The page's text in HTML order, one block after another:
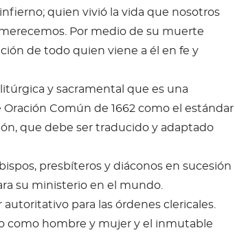
quien vivió la vida que nosotros
Por medio de su muerte
de todo quien viene a él en fe y
y sacramental que es una
Común de 1662 como el estándar
que debe ser traducido y adaptado
presbíteros y diáconos en sucesión
su ministerio en el mundo.
para las órdenes clericales.
como hombre y mujer y el inmutable